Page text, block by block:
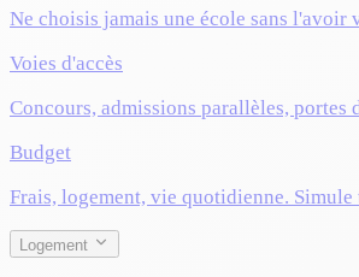
Ne choisis jamais une école sans l'avoir
Voies d'accès
Concours, admissions parallèles, portes
Budget
Frais, logement, vie quotidienne.
Logement